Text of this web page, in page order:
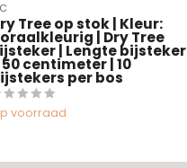
Tree op stok | Kleur:
| Dry Tree
| Lengte bijsteker
50 centimeter | 10
per bos
voorraad